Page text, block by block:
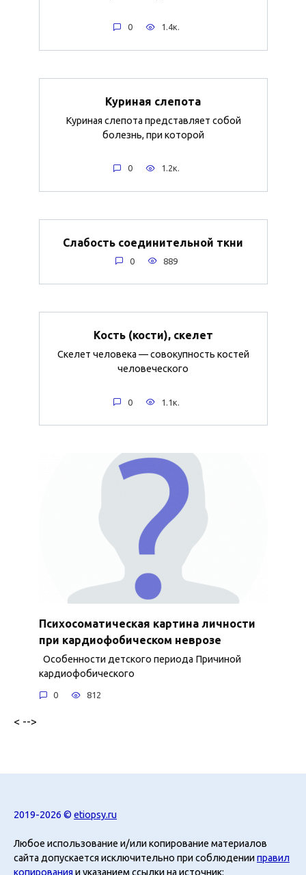
0 1.4к.
Куриная слепота
Куриная слепота представляет собой
болезнь, при которой
0 1.2к.
Слабость соединительной ткни
0 889
Кость (кости), скелет
Скелет человека — совокупность костей
человеческого
0 1.1к.
Психосоматическая картина личности
при кардиофобическом неврозе
Особенности детского периода Причиной
кардиофобического
0 812
< -->
2019-2026 © etiopsy.ru
Любое использование и/или копирование материалов
сайта допускается исключительно при соблюденииправил
копирования и указанием ссылки на источник: